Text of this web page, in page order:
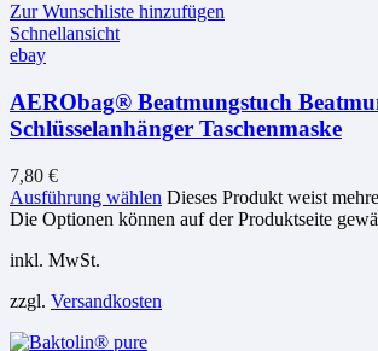
Zur Wunschliste hinzufügen
Schnellansicht
ebay
AERObag® Beatmungstuch
Schlüsselanhänger Taschenmaske
7,80 €
Ausführung wählen Dieses Produkt weist
Die Optionen können auf der Produktseite
inkl. MwSt.
zzgl. Versandkosten